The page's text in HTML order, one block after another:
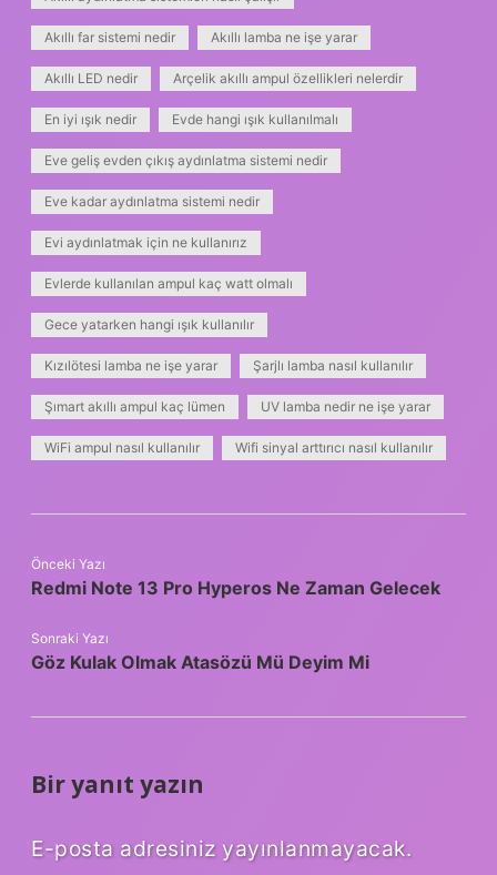
Akıllı far sistemi nedir Akıllı lamba ne işe yarar
Akıllı LED nedir Arçelik akıllı ampul özellikleri nelerdir
En iyi ışık nedir Evde hangi ışık kullanılmalı
Eve geliş evden çıkış aydınlatma sistemi nedir
Eve kadar aydınlatma sistemi nedir
Evi aydınlatmak için ne kullanırız
Evlerde kullanılan ampul kaç watt olmalı
Gece yatarken hangi ışık kullanılır
Kızılötesi lamba ne işe yarar Şarjlı lamba nasıl kullanılır
Şımart akıllı ampul kaç lümen UV lamba nedir ne işe yarar
WiFi ampul nasıl kullanılır Wifi sinyal arttırıcı nasıl kullanılır
Önceki Yazı
Redmi Note 13 Pro Hyperos Ne Zaman Gelecek
Sonraki Yazı
Göz Kulak Olmak Atasözü Mü Deyim Mi
Bir yanıt yazın
E-posta adresiniz yayınlanmayacak.